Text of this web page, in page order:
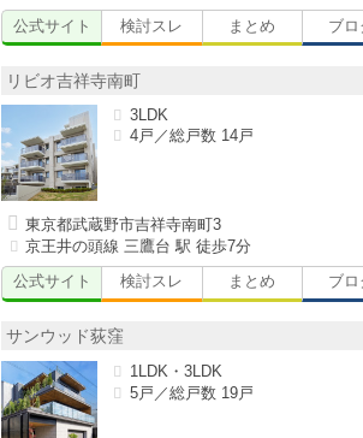
公式サイト
検討スレ まとめ ブロ
リビオ吉祥寺南町
3LDK
4戸／総戸数 14戸
東京都武蔵野市吉祥寺南町3
京王井の頭線 三鷹台 駅 徒歩7分
公式サイト
検討スレ まとめ ブロ
サンウッド荻窪
1LDK・3LDK
5戸／総戸数 19戸